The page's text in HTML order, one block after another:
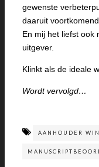
gewenste
daaruit
En mij het liefst ook
uitgever.
Klinkt als de ideale
Wordt vervolgd…
AANHOUDER